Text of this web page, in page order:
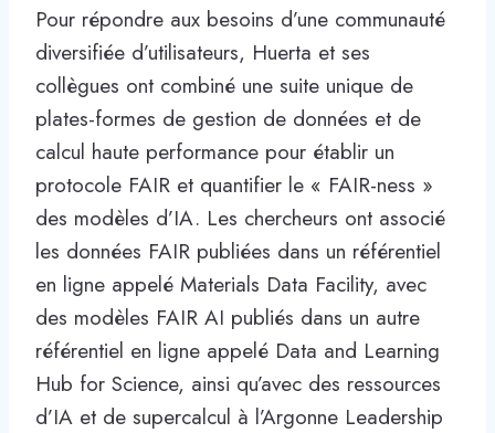
Pour répondre aux besoins d’une communauté
diversifiée d’utilisateurs, Huerta et ses
collègues ont combiné une suite unique de
plates-formes de gestion de données et de
calcul haute performance pour établir un
protocole FAIR et quantifier le « FAIR-ness »
des modèles d’IA. Les chercheurs ont associé
les données FAIR publiées dans un référentiel
en ligne appelé Materials Data Facility, avec
des modèles FAIR AI publiés dans un autre
référentiel en ligne appelé Data and Learning
Hub for Science, ainsi qu’avec des ressources
d’IA et de supercalcul à l’Argonne Leadership